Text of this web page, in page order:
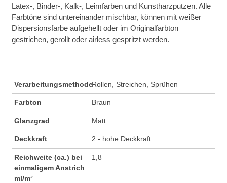
Latex-, Binder-, Kalk-, Leimfarben und Kunstharzputzen. Alle
Farbtöne sind untereinander mischbar, können mit weißer
Dispersionsfarbe aufgehellt oder im Originalfarbton
gestrichen, gerollt oder airless gespritzt werden.
VerarbeitungsmethodeRollen, Streichen, Sprühen
Farbton Braun
Glanzgrad Matt
Deckkraft 2 - hohe Deckkraft
Reichweite (ca.) bei
einmaligem Anstrich
ml/m²
1,8